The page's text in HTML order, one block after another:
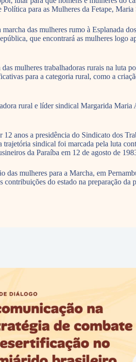
para as Mulheres da Fetape,
das mulheres rumo à Esplanada
que encontrará as mulheres logo
mulheres trabalhadoras rurais na luta
para a categoria rural, como a
rural e líder sindical Margarida
anos a presidência do Sindicato dos
sindical foi marcada pela luta
da Paraíba em 12 de agosto de
das mulheres para a Marcha, em
do estado na preparação da